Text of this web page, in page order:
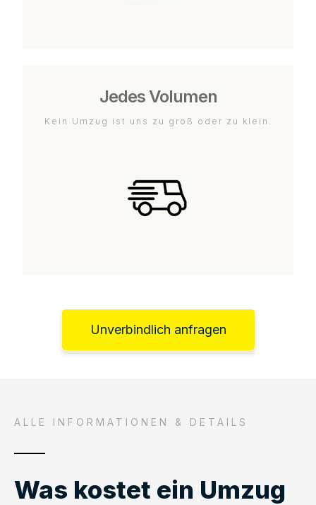
Jedes Volumen
Kein Umzug ist uns zu groß oder zu klein.
Unverbindlich anfragen
ALLE INFORMATIONEN & DETAILS
Was kostet ein Umzug